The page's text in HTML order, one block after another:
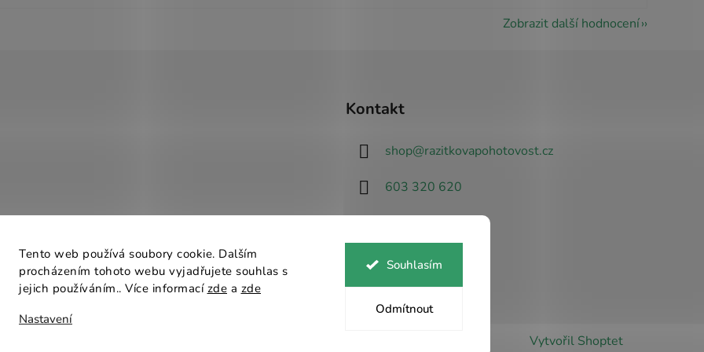
Tento web používá soubory cookie. Dalším
procházením tohoto webu vyjadřujete souhlas s
jejich používáním.. Více informací zde a zde
Nastavení
Odmítnout
Souhlasím
Zobrazit další hodnocení
Kontakt
shop@razitkovapohotovost.cz
603 320 620
Návrhář designu
Vytvořil Shoptet
razítka v ČR